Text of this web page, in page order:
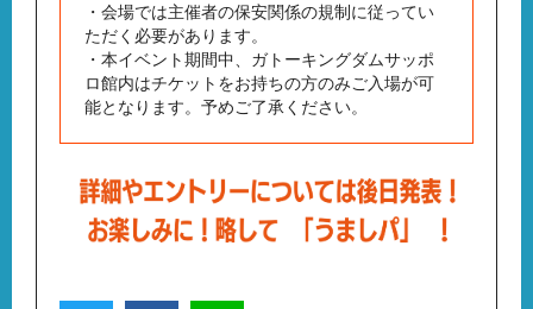
・会場では主催者の保安関係の規制に従ってい
ただく必要があります。
・本イベント期間中、ガトーキングダムサッポ
ロ館内はチケットをお持ちの方のみご入場が可
能となります。予めご了承ください。